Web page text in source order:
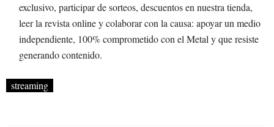
exclusivo, participar de sorteos, descuentos en nuestra tienda,
leer la revista online y colaborar con la causa: apoyar un medio
independiente, 100% comprometido con el Metal y que resiste
generando contenido.
streaming